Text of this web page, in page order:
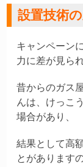
設置技術
キャンペーン
力に差が見ら
昔からのガス
んは、けっこ
場合があり、
結果として高
とがあります